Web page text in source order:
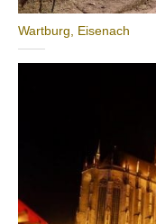
Wartburg, Eisenach